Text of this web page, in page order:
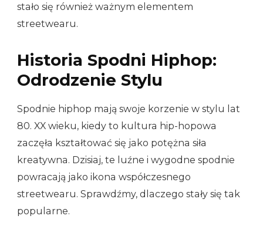
stało się również ważnym elementem
streetwearu.
Historia Spodni Hiphop:
Odrodzenie Stylu
Spodnie hiphop mają swoje korzenie w stylu lat
80. XX wieku, kiedy to kultura hip-hopowa
zaczęła kształtować się jako potężna siła
kreatywna. Dzisiaj, te luźne i wygodne spodnie
powracają jako ikona współczesnego
streetwearu. Sprawdźmy, dlaczego stały się tak
popularne.